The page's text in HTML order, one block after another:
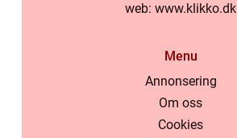
web: www.klikko.dk
Menu
Annonsering
Om oss
Cookies